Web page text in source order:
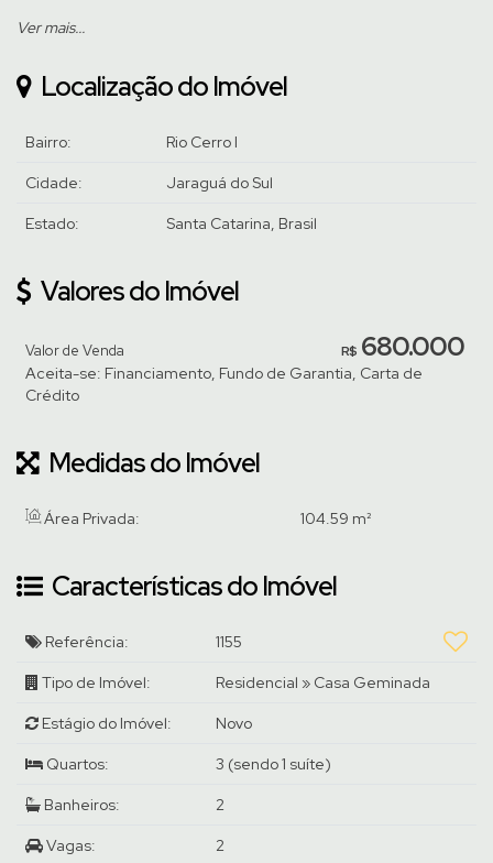
Venha conhecer pessoalmente, agende uma visita com um de
Ver mais...
Localização do Imóvel
Bairro: Rio Cerro I
Cidade: Jaraguá do Sul
Estado: Santa Catarina, Brasil
Valores do Imóvel
R$ 680.000
Valor de Venda
Aceita-se: Financiamento, Fundo de Garantia, Carta de
Crédito
Medidas do Imóvel
Área Privada: 104.59 m²
Características do Imóvel
Referência: 1155
Tipo de Imóvel: Residencial » Casa Geminada
Estágio do Imóvel: Novo
Quartos: 3 (sendo 1 suíte)
Banheiros: 2
Vagas: 2